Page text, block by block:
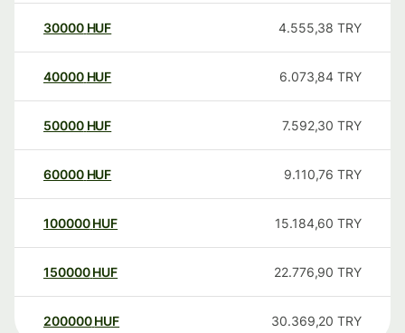
30000 HUF 4.555,38 TRY
40000 HUF 6.073,84 TRY
50000 HUF 7.592,30 TRY
60000 HUF 9.110,76 TRY
100000 HUF 15.184,60 TRY
150000 HUF 22.776,90 TRY
200000 HUF 30.369,20 TRY